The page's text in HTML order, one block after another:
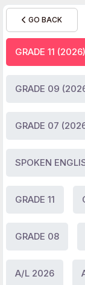
GO BACK
GRADE 11 (2026)
GRADE 09
GRADE 07
SPOKEN
GRADE 11
GRADE 08
A/L 2026